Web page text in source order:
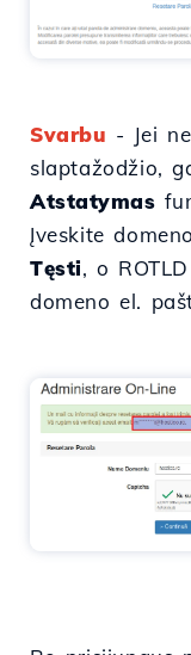
Svarbu - Jei
slaptažodžio,
Atstatymas
Įveskite
Tęsti, o
domeno el.